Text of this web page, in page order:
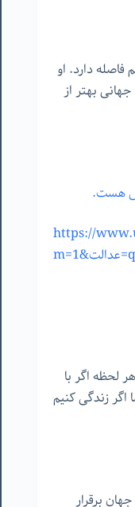
دارد. او
بهتر از
هست.
https://
q=عدالت&m=1
لحظه اگر با
اگر زندگی کنیم
برقرار